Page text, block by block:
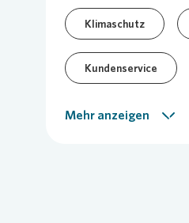
Klimaschutz
Kundenservice
Vor-Ort-Meldung
Mehr anzeigen